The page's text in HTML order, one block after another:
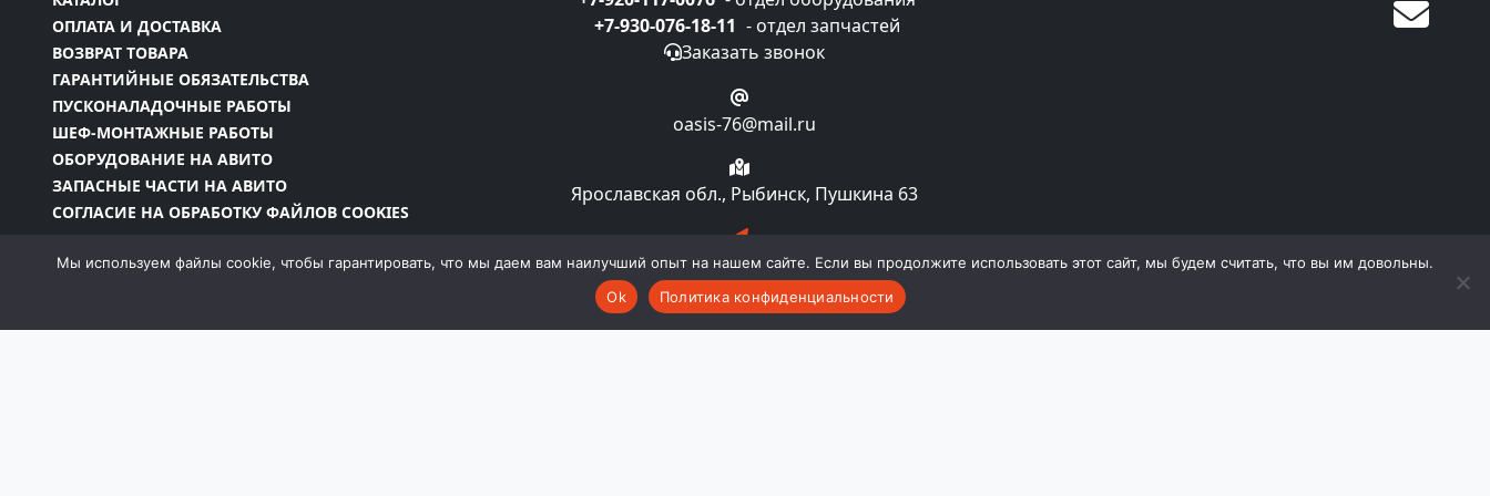
ОПЛАТА И ДОСТАВКА
ВОЗВРАТ ТОВАРА
ГАРАНТИЙНЫЕ ОБЯЗАТЕЛЬСТВА
ПУСКОНАЛАДОЧНЫЕ РАБОТЫ
ШЕФ-МОНТАЖНЫЕ РАБОТЫ
ОБОРУДОВАНИЕ НА АВИТО
ЗАПАСНЫЕ ЧАСТИ НА АВИТО
СОГЛАСИЕ НА ОБРАБОТКУ ФАЙЛОВ COOKIES
+7-930-076-18-11 - отдел запчастей
Заказать звонок
oasis-76@mail.ru
Ярославская обл., Рыбинск, Пушкина 63
Подписка на рассылку
Мы используем файлы cookie, чтобы гарантировать, что мы даем вам наилучший опыт на нашем сайте. Если вы продолжите использовать этот сайт, мы будем считать, что вы им довольны.
Ok
Политика конфиденциальности